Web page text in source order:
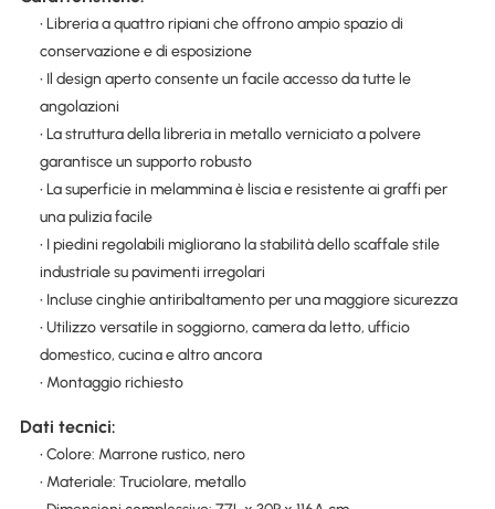
• Libreria a quattro ripiani che offrono ampio spazio di
conservazione e di esposizione
• Il design aperto consente un facile accesso da tutte le
angolazioni
• La struttura della libreria in metallo verniciato a polvere
garantisce un supporto robusto
• La superficie in melammina è liscia e resistente ai graffi per
una pulizia facile
• I piedini regolabili migliorano la stabilità dello scaffale stile
industriale su pavimenti irregolari
• Incluse cinghie antiribaltamento per una maggiore sicurezza
• Utilizzo versatile in soggiorno, camera da letto, ufficio
domestico, cucina e altro ancora
• Montaggio richiesto
Dati tecnici:
• Colore: Marrone rustico, nero
• Materiale: Truciolare, metallo